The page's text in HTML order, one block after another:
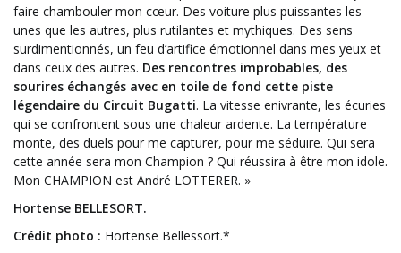
faire chambouler mon cœur. Des voiture plus puissantes les
unes que les autres, plus rutilantes et mythiques. Des sens
surdimentionnés, un feu d’artifice émotionnel dans mes yeux et
dans ceux des autres. Des rencontres improbables, des
sourires échangés avec en toile de fond cette piste
légendaire du Circuit Bugatti. La vitesse enivrante, les écuries
qui se confrontent sous une chaleur ardente. La température
monte, des duels pour me capturer, pour me séduire. Qui sera
cette année sera mon Champion ? Qui réussira à être mon idole.
Mon CHAMPION est André LOTTERER. »
Hortense BELLESORT.
Crédit photo : Hortense Bellessort.*